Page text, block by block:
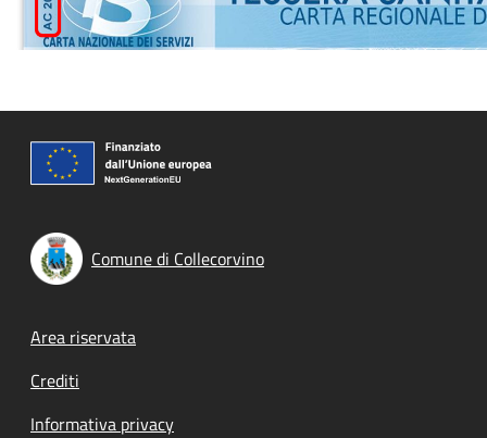
Comune di Collecorvino
Footer menu
Area riservata
Crediti
Informativa privacy